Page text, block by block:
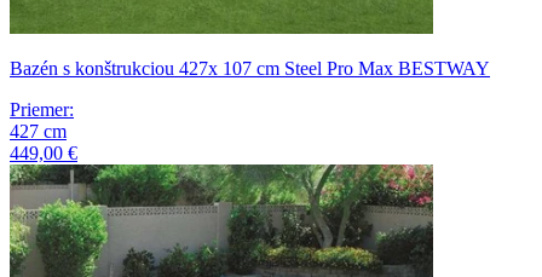
Bazén s konštrukciou 427x 107 cm Steel Pro Max BESTWAY
Priemer:
427 cm
449,00 €